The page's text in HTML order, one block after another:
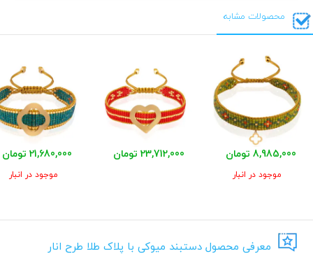
محصولات مشابه
8,985,000 تومان
موجود در انبار
23,712,000 تومان 21,680,000 تومان
موجود در انبار
معرفی محصول دستبند میوکی با پلاک طلا طرح انار